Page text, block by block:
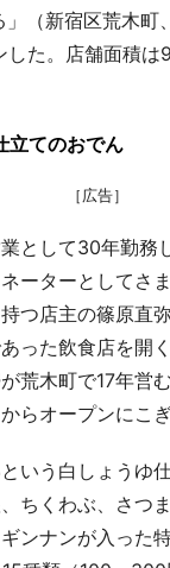
」（新宿区荒木町
した。店舗面積は
立てのおでん
［広告］
として30年勤務
ーターとしてさ
つ店主の篠原直
った飲食店を開
荒木町で17年営
らオープンにこぎ
いう白しょうゆ
ちくわぶ、さつ
ンナンが入った